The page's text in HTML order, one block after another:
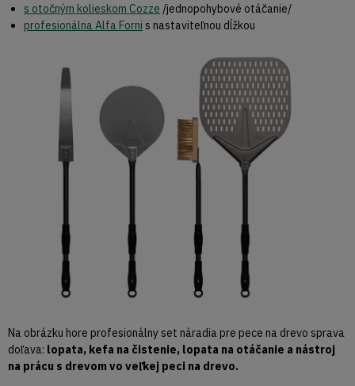
s otočným kolieskom Cozze /jednopohybové otáčanie/
profesionálna Alfa Forni s nastaviteľnou dĺžkou
Na obrázku hore profesionálny set náradia pre pece na drevo sprava
doľava: lopata, kefa na čistenie, lopata na otáčanie a nástroj
na prácu s drevom vo veľkej peci na drevo.